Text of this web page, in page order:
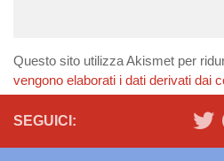
Questo sito utilizza Akismet per
vengono elaborati i dati derivati dai
SEGUICI: